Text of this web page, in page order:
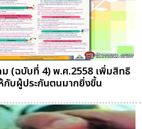
(ฉบับที่ 4) พ.ศ.2558 เพิ่มสิทธิ
กับผู้ประกันตนมากยิ่งขึ้น